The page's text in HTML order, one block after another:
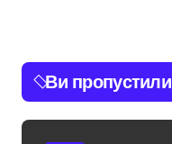
Ви пропустили